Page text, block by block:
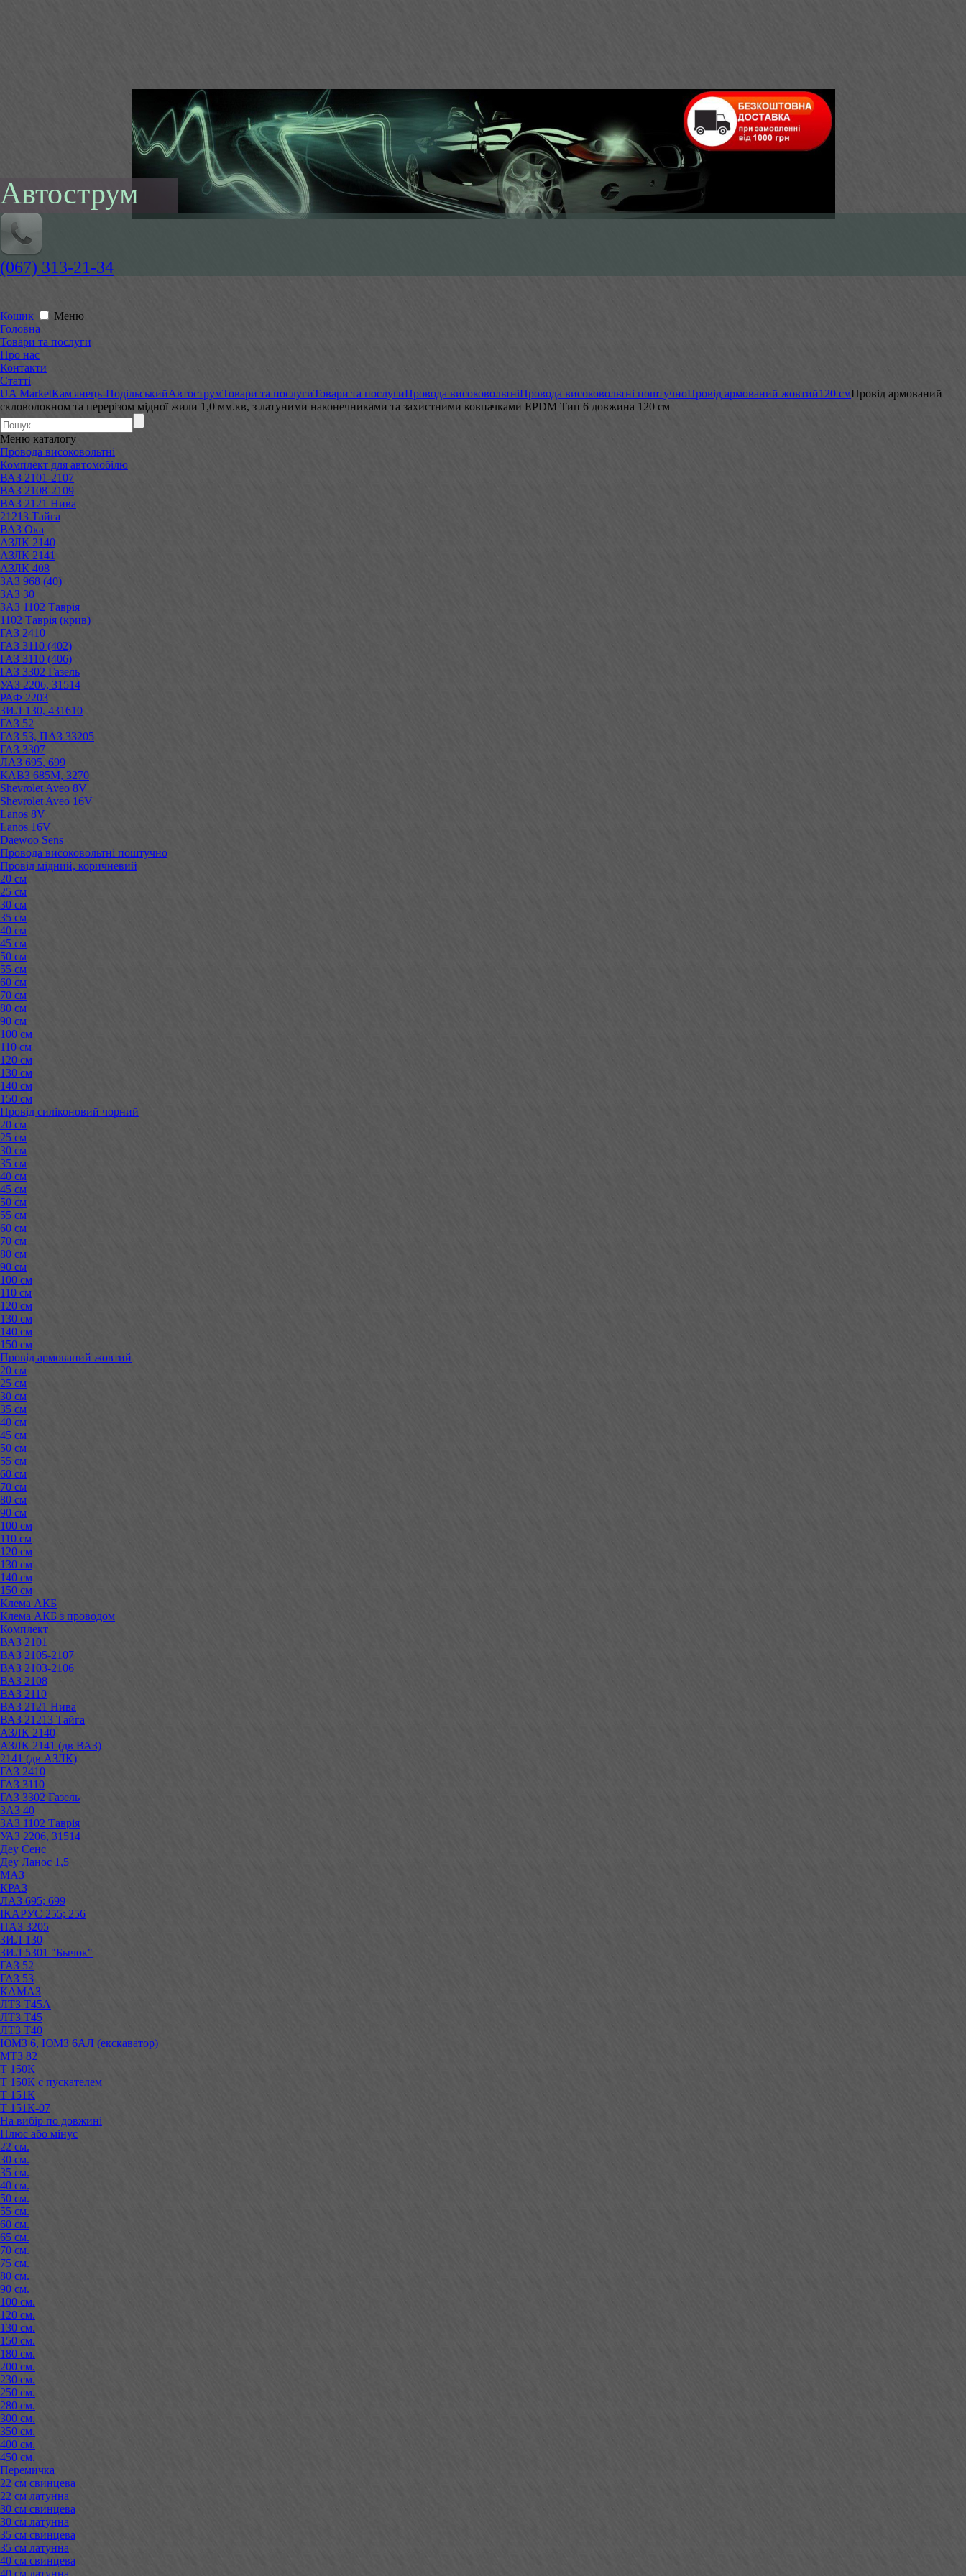
Автострум
(067) 313-21-34
Кошик
Меню
Головна
Товари та послуги
Про нас
Контакти
Статті
UA MarketКам'янець-ПодільськийАвтострумТовари та послугиТовари та послугиПровода високовольтніПровода високовольтні поштучноПровід армований жовтий120 смПровід армований
скловолокном та перерізом мідної жили 1,0 мм.кв, з латуними наконечниками та захистними ковпачками EPDM Тип 6 довжина 120 см
Меню каталогу
Провода високовольтні
Комплект для автомобілю
ВАЗ 2101-2107
ВАЗ 2108-2109
ВАЗ 2121 Нива
21213 Тайга
ВАЗ Ока
АЗЛК 2140
АЗЛК 2141
АЗЛК 408
ЗАЗ 968 (40)
ЗАЗ 30
ЗАЗ 1102 Таврія
1102 Таврія (крив)
ГАЗ 2410
ГАЗ 3110 (402)
ГАЗ 3110 (406)
ГАЗ 3302 Газель
УАЗ 2206, 31514
РАФ 2203
ЗИЛ 130, 431610
ГАЗ 52
ГАЗ 53, ПАЗ 33205
ГАЗ 3307
ЛАЗ 695, 699
КАВЗ 685М, 3270
Shevrolet Aveo 8V
Shevrolet Aveo 16V
Lanos 8V
Lanos 16V
Daewoo Sens
Провода високовольтні поштучно
Провід мідний, коричневий
20 см
25 см
30 см
35 см
40 см
45 см
50 см
55 см
60 см
70 см
80 см
90 см
100 см
110 см
120 см
130 см
140 см
150 см
Провід силіконовий чорний
20 см
25 см
30 см
35 см
40 см
45 см
50 см
55 см
60 см
70 см
80 см
90 см
100 см
110 см
120 см
130 см
140 см
150 см
Провід армований жовтий
20 см
25 см
30 см
35 см
40 см
45 см
50 см
55 см
60 см
70 см
80 см
90 см
100 см
110 см
120 см
130 см
140 см
150 см
Клема АКБ
Клема АКБ з проводом
Комплект
ВАЗ 2101
ВАЗ 2105-2107
ВАЗ 2103-2106
ВАЗ 2108
ВАЗ 2110
ВАЗ 2121 Нива
ВАЗ 21213 Тайга
АЗЛК 2140
АЗЛК 2141 (дв ВАЗ)
2141 (дв АЗЛК)
ГАЗ 2410
ГАЗ 3110
ГАЗ 3302 Газель
ЗАЗ 40
ЗАЗ 1102 Таврія
УАЗ 2206, 31514
Деу Сенс
Деу Ланос 1,5
МАЗ
КРАЗ
ЛАЗ 695; 699
ІКАРУС 255; 256
ПАЗ 3205
ЗИЛ 130
ЗИЛ 5301 "Бычок"
ГАЗ 52
ГАЗ 53
КАМАЗ
ЛТЗ Т45А
ЛТЗ Т45
ЛТЗ Т40
ЮМЗ 6, ЮМЗ 6АЛ (екскаватор)
МТЗ 82
Т 150К
Т 150К с пускателем
Т 151К
Т 151К-07
На вибір по довжині
Плюс або мінус
22 см.
30 см.
35 см.
40 см.
50 см.
55 см.
60 см.
65 см.
70 см.
75 см.
80 см.
90 см.
100 см.
120 см.
130 см.
150 см.
180 см.
200 см.
230 см.
250 см.
280 см.
300 см.
350 см.
400 см.
450 см.
Перемичка
22 см свинцева
22 см латунна
30 см свинцева
30 см латунна
35 см свинцева
35 см латунна
40 см свинцева